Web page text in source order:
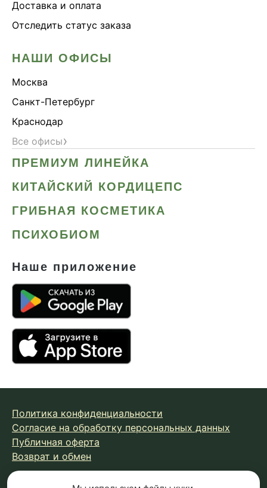
Доставка и оплата
Отследить статус заказа
НАШИ ОФИСЫ
Москва
Санкт-Петербург
Краснодар
Все офисы›
ПРЕМИУМ ЛИНЕЙКА
КИТАЙСКИЙ КОРДИЦЕПС
ГРИБНАЯ КОСМЕТИКА
ПСИХОБИОМ
Наше приложение
Политика конфиденциальности
Согласие на обработку персональных данных
Публичная оферта
Возврат и обмен